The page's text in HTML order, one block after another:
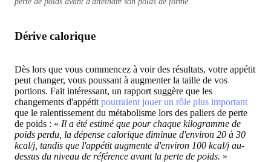
Dérive calorique
Dès lors que vous commencez à voir des résultats, votre appétit
peut changer, vous poussant à augmenter la taille de vos
portions. Fait intéressant, un rapport suggère que les
changements d'appétit pourraient jouer un rôle plus important
que le ralentissement du métabolisme lors des paliers de perte
de poids : « Il a été estimé que pour chaque kilogramme de
poids perdu, la dépense calorique diminue d'environ 20 à 30
kcal/j, tandis que l'appétit augmente d'environ 100 kcal/j au-
dessus du niveau de référence avant la perte de poids. »